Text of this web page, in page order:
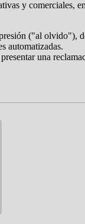
y comerciales,
("al olvido"),
automatizadas.
una